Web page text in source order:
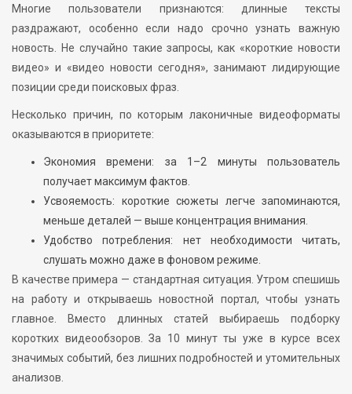
Многие пользователи признаются: длинные тексты
раздражают, особенно если надо срочно узнать важную
новость. Не случайно такие запросы, как «короткие новости
видео» и «видео новости сегодня», занимают лидирующие
позиции среди поисковых фраз.
Несколько причин, по которым лаконичные видеоформаты
оказываются в приоритете:
Экономия времени: за 1–2 минуты пользователь
получает максимум фактов.
Усвояемость: короткие сюжеты легче запоминаются,
меньше деталей — выше концентрация внимания.
Удобство потребления: нет необходимости читать,
слушать можно даже в фоновом режиме.
В качестве примера — стандартная ситуация. Утром спешишь
на работу и открываешь новостной портал, чтобы узнать
главное. Вместо длинных статей выбираешь подборку
коротких видеообзоров. За 10 минут ты уже в курсе всех
значимых событий, без лишних подробностей и утомительных
анализов.